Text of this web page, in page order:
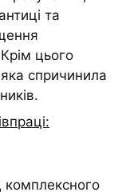
та
цього
спричинила
комплексного